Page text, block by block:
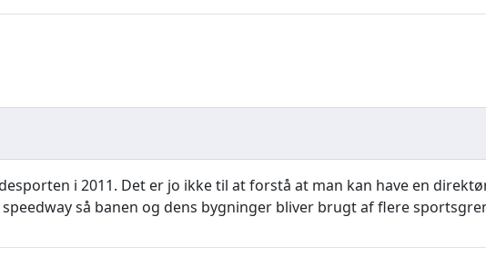
i 2011. Det er jo ikke til at forstå at man kan have en
så banen og dens bygninger bliver brugt af flere